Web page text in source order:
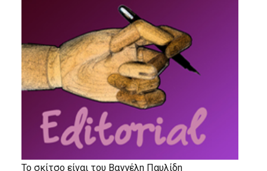
Το σκίτσο είναι του Βαγγέλη Παυλίδη